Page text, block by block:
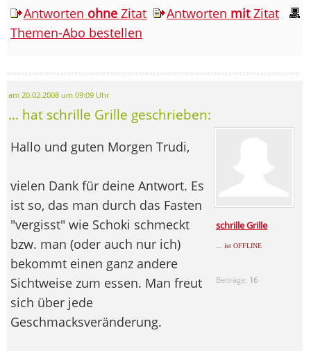
Antworten ohne Zitat Antworten mitZitat
Themen-Abo bestellen
am 20.02.2008 um 09:09 Uhr
... hat schrille Grille geschrieben:
schrille Grille
... ist OFFLINE
Beiträge: 16
Hallo und guten Morgen Trudi,
vielen Dank für deine Antwort. Es
ist so, das man durch das Fasten
"vergisst" wie Schoki schmeckt
bzw. man (oder auch nur ich)
bekommt einen ganz andere
Sichtweise zum essen. Man freut
sich über jede
Geschmacksveränderung.